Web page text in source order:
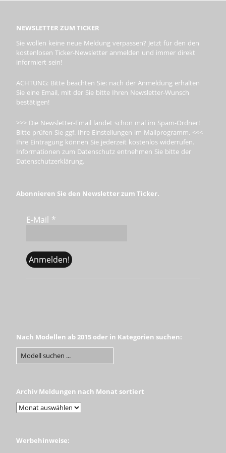
NEWSLETTER ZUM TICKER
Sie wollen keine neue Meldung verpassen? Jetzt für den den
kostenlosen Ticker-Newsletter anmelden und immer direkt
informiert sein!
ACHTUNG: Bitte beachten Sie: nach der Anmeldung erhalten
Sie eine Email, mit der Sie bitte Ihren Newsletter-Wunsch
bestätigen!
>>> Die Newsletter-Email landet schon mal im Spam-Ordner!
Bitte prüfen Sie ggf. Ihre Einstellungen im Mailprogramm. <<<
Ihre Eintragung können Sie jederzeit kostenlos widerrufen.
Informationen zum Datenschutz entnehmen Sie bitte der
Datenschutzerklärung.
Abonnieren Sie den Newsletter zum Ticker.
E-Mail *
Nach Modellen ab 2015 oder in Kategorien suchen:
Archiv Meldungen nach Monat sortiert
Werbehinweise: